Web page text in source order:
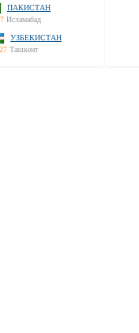
ПАКИСТАН
Исламабад
УЗБЕКИСТАН
Ташкент